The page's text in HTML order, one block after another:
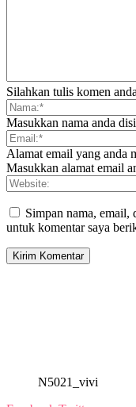
Silahkan tulis komen
Masukkan nama anda
Alamat email yang anda
Masukkan alamat email
Simpan nama, email,
untuk komentar saya
N5021_vivi